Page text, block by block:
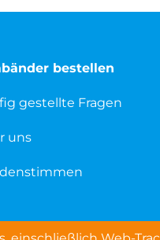
bestellen
gestellte Fragen
uns